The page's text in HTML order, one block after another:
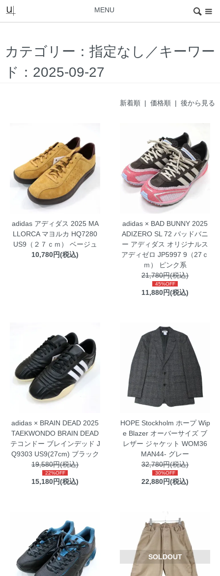
MENU
カテゴリー：指定なし／キーワー
ド：2025-09-27
新着順 | 価格順 | 後から見る
adidas アディダス 2025 MA
LLORCA マヨルカ HQ7280
US9（２７ｃｍ） ベージュ
10,780円(税込)
adidas × BAD BUNNY 2025
ADIZERO SL 72 バッドバニ
ー アディダス オリジナルス
アディゼロ JP5997 9（27ｃ
ｍ） ピンク系
21,780円(税込)
45%OFF
11,880円(税込)
adidas × BRAIN DEAD 2025
TAEKWONDO BRAIN DEAD
テコンドー ブレインデッド J
Q9303 US9(27cm) ブラック
19,580円(税込)
22%OFF
15,180円(税込)
HOPE Stockholm ホープ Wip
e Blazer オーバーサイズ ブ
レザー ジャケット WOM36
MAN44- グレー
32,780円(税込)
30%OFF
22,880円(税込)
SOLDOUT